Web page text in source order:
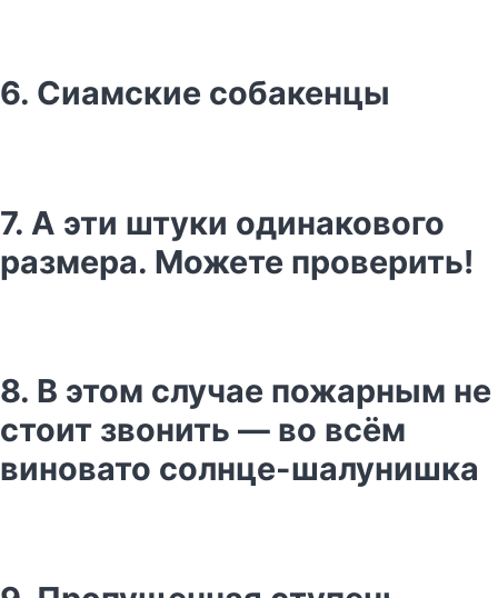
6. Сиамские собакенцы
7. А эти штуки одинакового
размера. Можете проверить!
8. В этом случае пожарным не
стоит звонить — во всём
виновато солнце-шалунишка